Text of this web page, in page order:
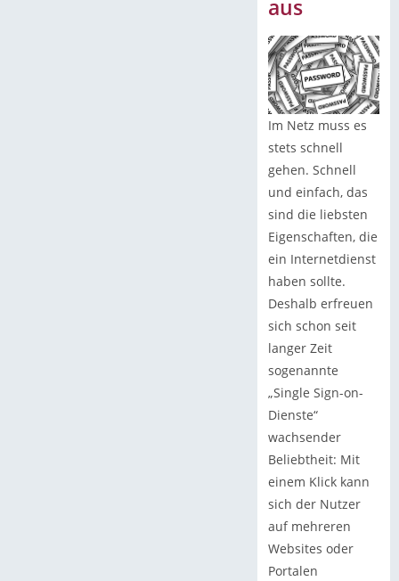
aus
Im Netz muss es
stets schnell
gehen. Schnell
und einfach, das
sind die liebsten
Eigenschaften, die
ein Internetdienst
haben sollte.
Deshalb erfreuen
sich schon seit
langer Zeit
sogenannte
„Single Sign-on-
Dienste“
wachsender
Beliebtheit: Mit
einem Klick kann
sich der Nutzer
auf mehreren
Websites oder
Portalen